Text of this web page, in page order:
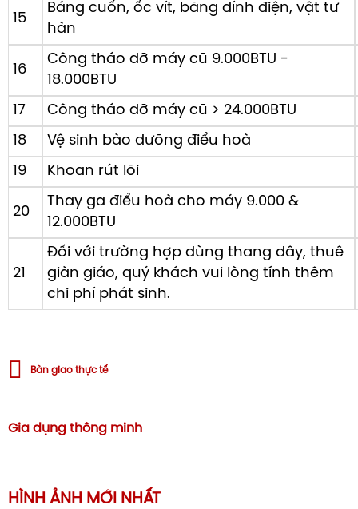
15
Báng cuốn, ốc vít, băng dính điện, vật tư
hàn
16
Công tháo dỡ máy cũ 9.000BTU -
18.000BTU
17
Công tháo dỡ máy cũ > 24.000BTU
18
Vệ sinh bào dưõng điểu hoà
19
Khoan rút lõi
20
Thay ga điểu hoà cho máy 9.000 &
12.000BTU
21
Đối với trường hợp dùng thang dây, thuê
giàn giáo, quý khách vui lòng tính thêm
chi phí phát sinh.
Bàn giao thực tế
Gia dụng thông minh
HÌNH ẢNH MỚI NHẤT